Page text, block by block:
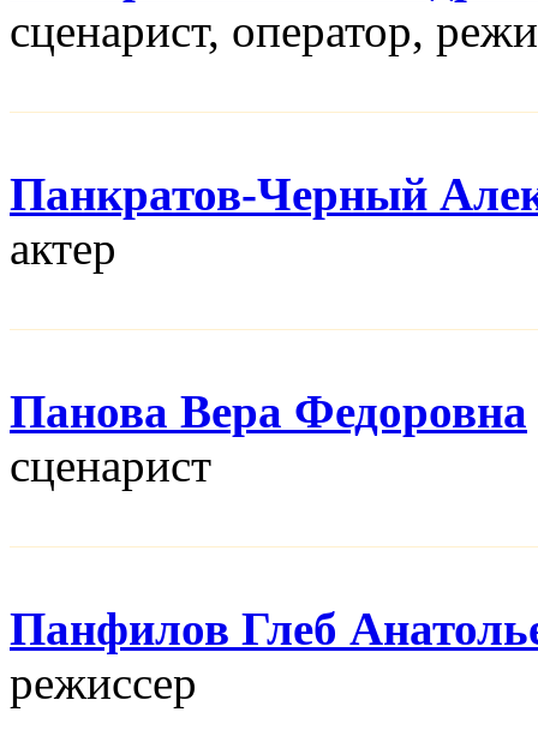
сценарист, оператор,
Панкратов-Черный
актер
Панова Вера Федоровна
сценарист
Панфилов Глеб
режисcер